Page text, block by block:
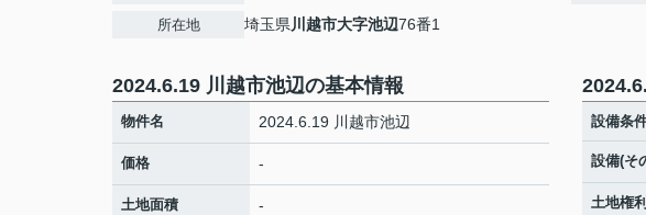
所在地 埼玉県川越市大字池辺76番1
2024.6.19 川越市池辺の基本情報
物件名 2024.6.19 川越市池辺
価格 -
土地面積 -
設備条
設備(そ
土地権利